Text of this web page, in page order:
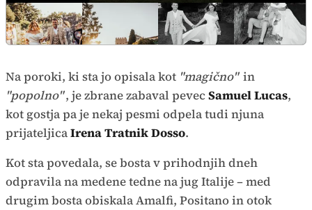
Na poroki, ki sta jo opisala kot "magično" in
"popolno", je zbrane zabaval pevecSamuel Lucas,
kot gostja pa je nekaj pesmi odpela tudi njuna
prijateljicaIrena Tratnik Dosso.
Kot sta povedala, se bosta v prihodnjih dneh
odpravila na medene tedne na jug Italije – med
drugim bosta obiskala Amalfi, Positano in otok